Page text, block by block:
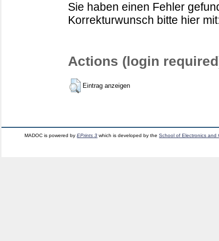
Sie haben einen Fehler
Korrekturwunsch bitte hier
Actions (login
Eintrag anzeigen
MADOC is powered byEPrints 3 which is developed by theSchool of Electronics and